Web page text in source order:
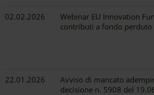
02.02.2026
Webinar EU Innovation
contributi a fondo perduto
22.01.2026
Avviso di mancato
decisione n. 5908 del